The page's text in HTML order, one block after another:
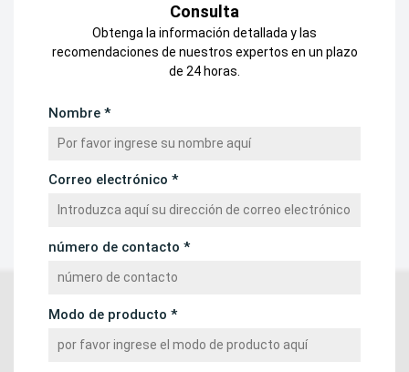
Consulta
Obtenga la información detallada y las
recomendaciones de nuestros expertos en un plazo
de 24 horas.
Nombre *
Correo electrónico *
número de contacto *
Modo de producto *